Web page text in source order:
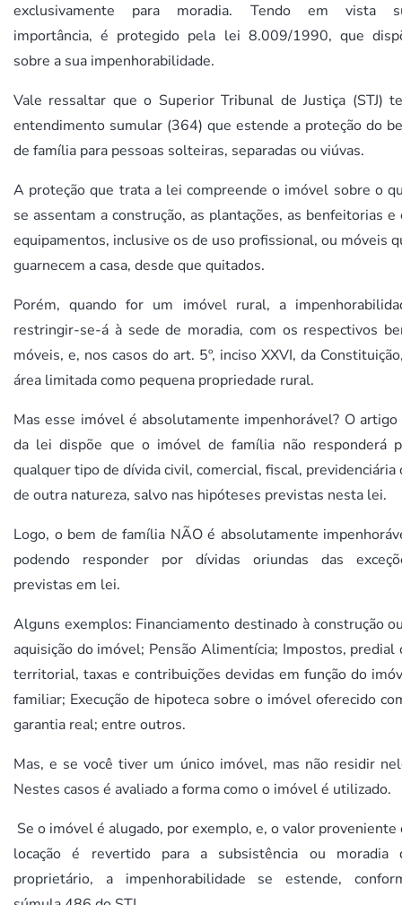
exclusivamente para moradia. Tendo em vista
importância, é protegido pela lei 8.009/1990, que
sobre a sua impenhorabilidade.
Vale ressaltar que o Superior Tribunal de Justiça (STJ)
entendimento sumular (364) que estende a proteção do
de família para pessoas solteiras, separadas ou viúvas.
A proteção que trata a lei compreende o imóvel sobre o
se assentam a construção, as plantações, as benfeitorias e
equipamentos, inclusive os de uso profissional, ou móveis
guarnecem a casa, desde que quitados.
Porém, quando for um imóvel rural, a
restringir-se-á à sede de moradia, com os respectivos
móveis, e, nos casos do art. 5º, inciso XXVI, da
área limitada como pequena propriedade rural.
Mas esse imóvel é absolutamente impenhorável? O artigo
da lei dispõe que o imóvel de família não responderá
qualquer tipo de dívida civil, comercial, fiscal, previdenciária
de outra natureza, salvo nas hipóteses previstas nesta lei.
Logo, o bem de família NÃO é absolutamente
podendo responder por dívidas oriundas das
previstas em lei.
Alguns exemplos: Financiamento destinado à construção
aquisição do imóvel; Pensão Alimentícia; Impostos, predial
territorial, taxas e contribuições devidas em função do
familiar; Execução de hipoteca sobre o imóvel oferecido
garantia real; entre outros.
Mas, e se você tiver um único imóvel, mas não residir
Nestes casos é avaliado a forma como o imóvel é utilizado.
Se o imóvel é alugado, por exemplo, e, o valor proveniente
locação é revertido para a subsistência ou moradia
proprietário, a impenhorabilidade se estende,